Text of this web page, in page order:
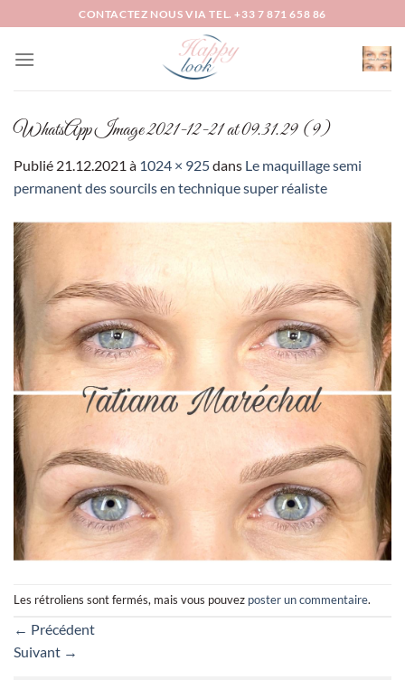
au
contenu
CONTACTEZ NOUS VIA TEL. +33 7 871 658 86
WhatsApp Image 2021-12-21 at 09.31.29 (9)
Publié 21.12.2021 à 1024 × 925dans Le maquillage semi
permanent des sourcils en technique super réaliste
Les rétroliens sont fermés, mais vous pouvez poster un commentaire.
← Précédent
Suivant →